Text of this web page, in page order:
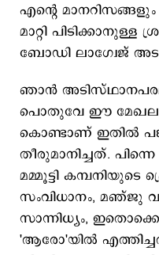
എന്റെ
മാറ്റി പിടിക്കാനുള്ള
ബോഡി ലാഗ്വേജ്
ഞാൻ
പൊതുവേ ഈ
കൊണ്ടാണ് ഇതിൽ
തീരുമാനിച്ചത്.
മമ്മൂട്ടി
സംവിധാനം, മഞ്ജു
സാന്നിധ്യം,
'ആരോ'യിൽ